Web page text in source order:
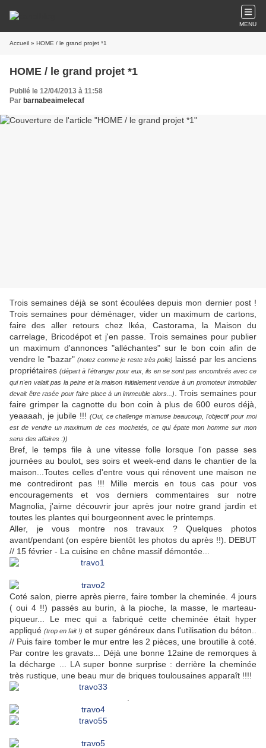
MENU
Accueil » HOME / le grand projet *1
HOME / le grand projet *1
Publié le 12/04/2013 à 11:58
Par barnabeaimelecaf
Trois semaines déjà se sont écoulées depuis mon dernier post !
Trois semaines pour déménager, vider un maximum de cartons,
faire des aller retours chez Ikéa, Castorama, la Maison du
carrelage, Bricodépot et j'en passe. Trois semaines pour publier
un maximum d'annonces "alléchantes" sur le bon coin afin de
vendre le "bazar" (notez comme je reste très polie) laissé par les anciens
propriétaires(départ à l'étranger pour eux, ils en se sont pas encombrés avec ce
qui n'en valait pas la peine et la maison initialement vendue à un promoteur immobilier
devait être rasée pour faire place à un immeuble alors...)
. Trois semaines pour
faire grimper la cagnotte du bon coin à plus de 600 euros déjà,
yeaaaah, je jubile !!! (Oui, ce challenge m'amuse beaucoup, l'objectif pour moi
est de vendre un maximum de ces mochetés, ce qui épate mon homme sur mon
sens des affaires :))
Bref, le temps file à une vitesse folle lorsque l'on passe ses
journées au boulot, ses soirs et week-end dans le chantier de la
maison...Toutes celles d'entre vous qui rénovent une maison ne
me contrediront pas !!! Mille mercis en tous cas pour vos
encouragements et vos derniers commentaires sur notre
Magnolia, j'aime découvrir jour après jour notre grand jardin et
toutes les plantes qui bourgeonnent avec le printemps.
Aller, je vous montre nos travaux ? Quelques photos
avant/pendant (on espère bientôt les photos du après !!). DEBUT
// 15 février - La cuisine en chêne massif démontée...
Coté salon, pierre après pierre, faire tomber la cheminée. 4 jours
( oui 4 !!) passés au burin, à la pioche, la masse, le marteau-
piqueur... Le mec qui a fabriqué cette cheminée était hyper
appliqué(trop en fait !) et super généreux dans l'utilisation du béton..
// Puis faire tomber le mur entre les 2 pièces, une broutille à coté.
Par contre les gravats... Déjà une bonne 12aine de remorques à
la décharge ... LA super bonne surprise : derrière la cheminée
très rustique, une beau mur de briques toulousaines apparaît !!!!